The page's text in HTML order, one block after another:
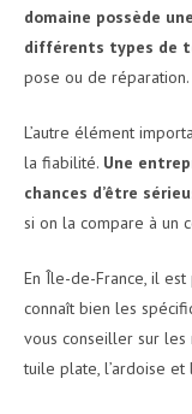
domaine possède
différents types de
pose ou de réparation.
L’autre élément
la fiabilité. Une
chances d’être
si on la compare à un
En Île-de-France, il
connaît bien les
vous conseiller sur
tuile plate, l’ardoise et